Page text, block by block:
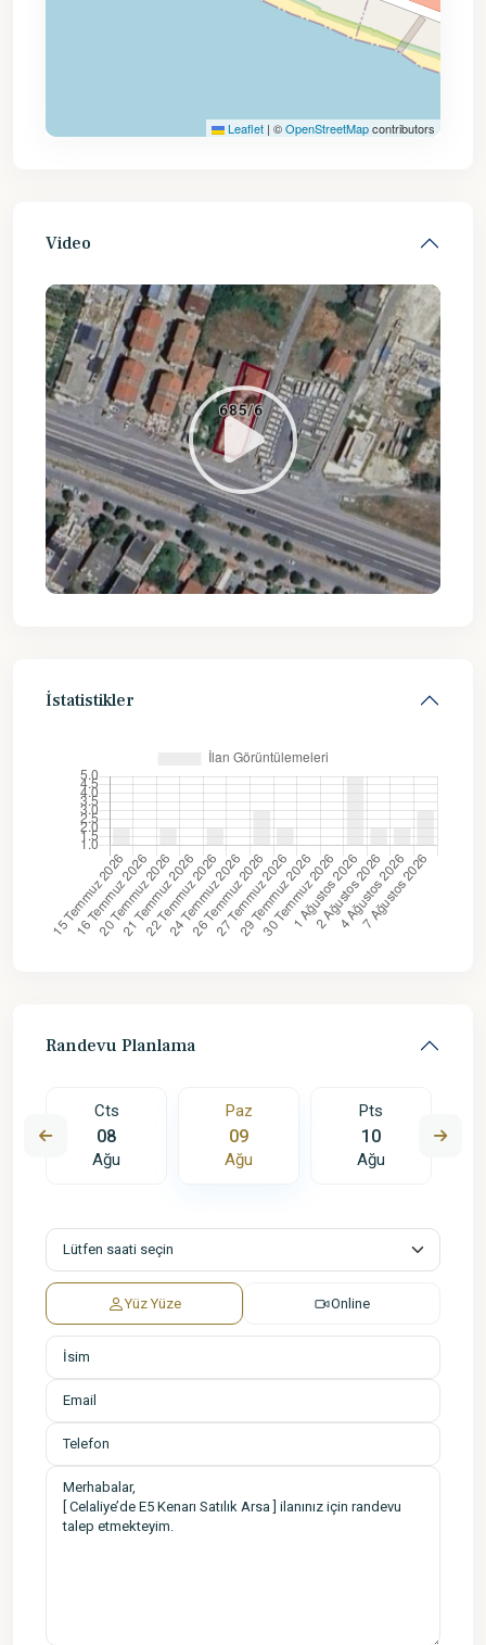
Leaflet | ©OpenStreetMapcontributors
Video
İstatistikler
Randevu Planlama
Cts
08
Ağu
Paz
09
Ağu
Pts
10
Ağu
Yüz Yüze Online